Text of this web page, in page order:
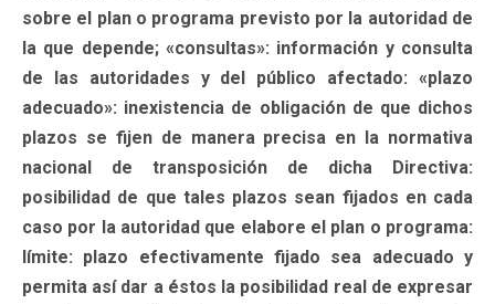
sobre el plan o programa previsto por la autoridad de
la que depende; «consultas»: información y consulta
de las autoridades y del público afectado: «plazo
adecuado»: inexistencia de obligación de que dichos
plazos se fijen de manera precisa en la normativa
nacional de transposición de dicha Directiva:
posibilidad de que tales plazos sean fijados en cada
caso por la autoridad que elabore el plan o programa:
límite: plazo efectivamente fijado sea adecuado y
permita así dar a éstos la posibilidad real de expresar